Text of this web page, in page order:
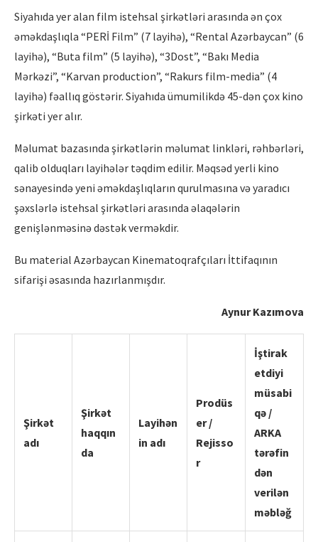
Siyahıda yer alan film istehsal şirkətləri arasında ən çox
əməkdaşlıqla “PERİ Film” (7 layihə), “Rental Azərbaycan” (6
layihə), “Buta film” (5 layihə), “3Dost”, “Bakı Media
Mərkəzi”, “Karvan production”, “Rakurs film-media” (4
layihə) fəallıq göstərir. Siyahıda ümumilikdə 45-dən çox kino
şirkəti yer alır.
Məlumat bazasında şirkətlərin məlumat linkləri, rəhbərləri,
qalib olduqları layihələr təqdim edilir. Məqsəd yerli kino
sənayesində yeni əməkdaşlıqların qurulmasına və yaradıcı
şəxslərlə istehsal şirkətləri arasında əlaqələrin
genişlənməsinə dəstək verməkdir.
Bu material Azərbaycan Kinematoqrafçıları İttifaqının
sifarişi əsasında hazırlanmışdır.
Aynur Kazımova
Şirkət
adı
Şirkət
haqqın
da
Layihən
in adı
Prodüs
er /
Rejisso
r
İştirak
etdiyi
müsabi
qə /
ARKA
tərəfin
dən
verilən
məbləğ